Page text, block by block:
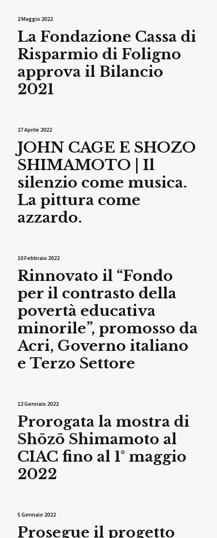
2 Maggio 2022
La Fondazione Cassa di
Risparmio di Foligno
approva il Bilancio
2021
27 Aprile 2022
JOHN CAGE E SHOZO
SHIMAMOTO | Il
silenzio come musica.
La pittura come
azzardo.
10 Febbraio 2022
Rinnovato il “Fondo
per il contrasto della
povertà educativa
minorile”, promosso da
Acri, Governo italiano
e Terzo Settore
12 Gennaio 2022
Prorogata la mostra di
Shōzō Shimamoto al
CIAC fino al 1° maggio
2022
5 Gennaio 2022
Prosegue il progetto